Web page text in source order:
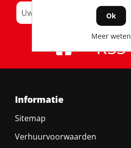
RSS
Informatie
Sitemap
Verhuurvoorwaarden
Ok
Meer weten